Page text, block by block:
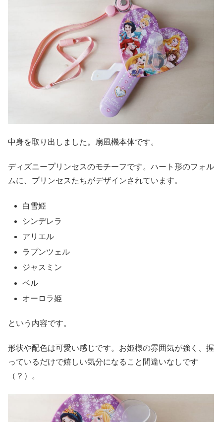
中身を取り出しました。扇風機本体です。
ディズニープリンセスのモチーフです。ハート形のフォル
ムに、プリンセスたちがデザインされています。
白雪姫
シンデレラ
アリエル
ラプンツェル
ジャスミン
ベル
オーロラ姫
という内容です。
形状や配色は可愛い感じです。お姫様の雰囲気が強く、握
っているだけで嬉しい気分になること間違いなしです
（？）。